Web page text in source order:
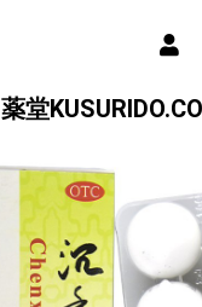
薬堂